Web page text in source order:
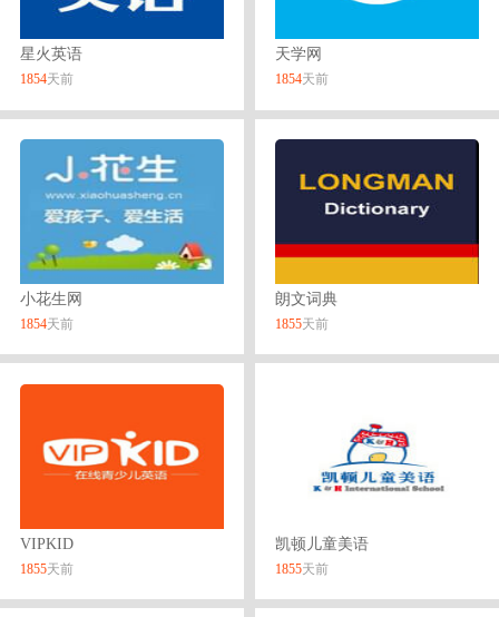
星火英语
1854天前
天学网
1854天前
小花生网
1854天前
朗文词典
1855天前
VIPKID
1855天前
凯顿儿童美语
1855天前